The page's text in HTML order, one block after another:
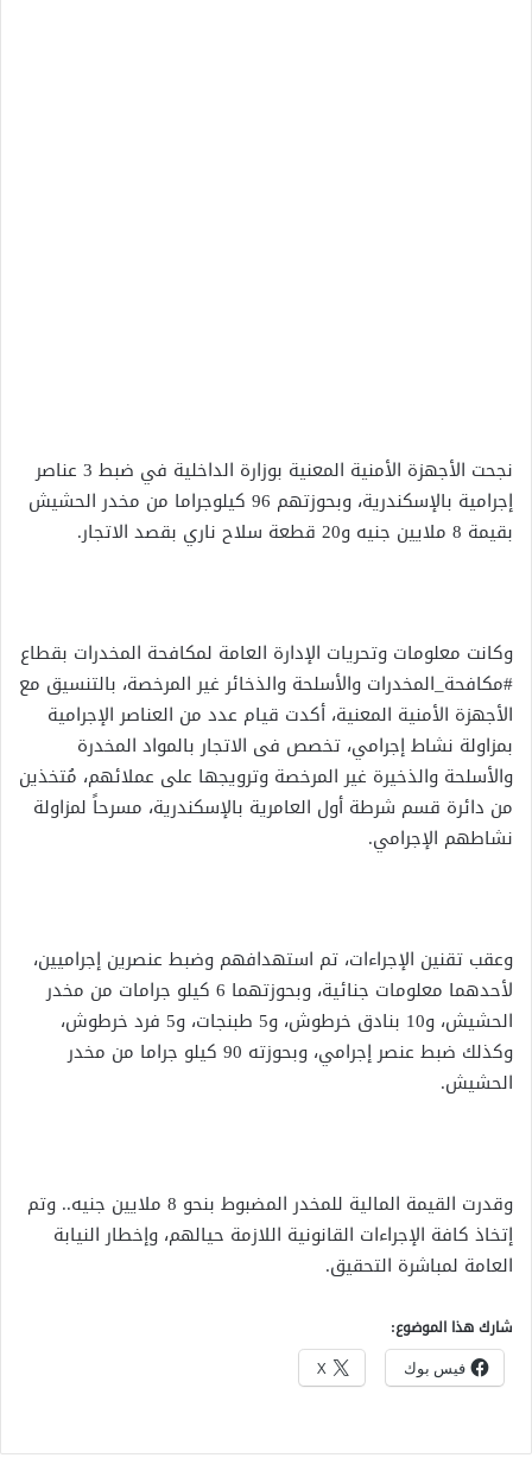
نجحت الأجهزة الأمنية المعنية بوزارة الداخلية في ضبط 3 عناصر
إجرامية بالإسكندرية، وبحوزتهم 96 كيلوجراما من مخدر الحشيش
بقيمة 8 ملايين جنيه و20 قطعة سلاح ناري بقصد الاتجار.
وكانت معلومات وتحريات الإدارة العامة لمكافحة المخدرات بقطاع
#مكافحة_المخدرات والأسلحة والذخائر غير المرخصة، بالتنسيق مع
الأجهزة الأمنية المعنية، أكدت قيام عدد من العناصر الإجرامية
بمزاولة نشاط إجرامي، تخصص فى الاتجار بالمواد المخدرة
والأسلحة والذخيرة غير المرخصة وترويجها على عملائهم، مُتخذين
من دائرة قسم شرطة أول العامرية بالإسكندرية، مسرحاً لمزاولة
نشاطهم الإجرامي.
وعقب تقنين الإجراءات، تم استهدافهم وضبط عنصرين إجراميين،
لأحدهما معلومات جنائية، وبحوزتهما 6 كيلو جرامات من مخدر
الحشيش، و10 بنادق خرطوش، و5 طبنجات، و5 فرد خرطوش،
وكذلك ضبط عنصر إجرامي، وبحوزته 90 كيلو جراما من مخدر
الحشيش.
وقدرت القيمة المالية للمخدر المضبوط بنحو 8 ملايين جنيه.. وتم
إتخاذ كافة الإجراءات القانونية اللازمة حيالهم، وإخطار النيابة
العامة لمباشرة التحقيق.
شارك هذا الموضوع:
فيس بوك X